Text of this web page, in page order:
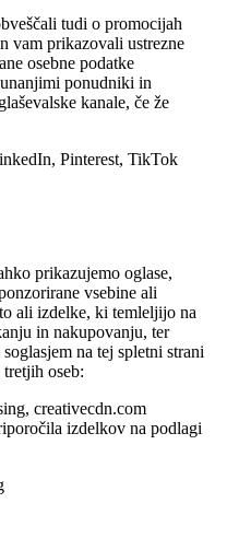
tudi o promocijah
vam prikazovali ustrezne
osebne podatke
ponudniki in
kanale, če že
Pinterest, TikTok
prikazujemo oglase,
vsebine ali
ali izdelke, ki temleljijo na
in nakupovanju, ter
na tej spletni strani
oseb:
creativecdn.com
izdelkov na podlagi